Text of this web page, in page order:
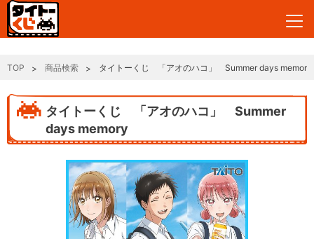
TOP 商品検索 タイトーくじ 「アオのハコ」 Summer days memory
タイトーくじ 「アオのハコ」 Summer
days memory